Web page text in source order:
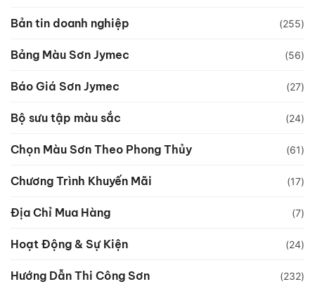
Bản tin doanh nghiệp (255)
Bảng Màu Sơn Jymec (56)
Báo Giá Sơn Jymec (27)
Bộ sưu tập màu sắc (24)
Chọn Màu Sơn Theo Phong Thủy (61)
Chương Trình Khuyến Mãi (17)
Địa Chỉ Mua Hàng (7)
Hoạt Động & Sự Kiện (24)
Hướng Dẫn Thi Công Sơn (232)